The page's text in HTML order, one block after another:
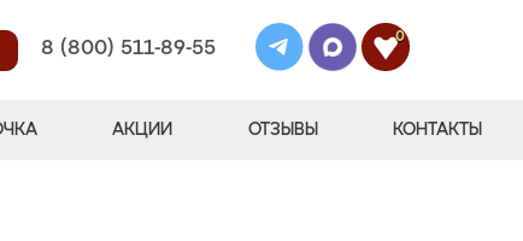
8 (800) 511-89-55
0
АКЦИИ ОТЗЫВЫ КОНТАКТЫ